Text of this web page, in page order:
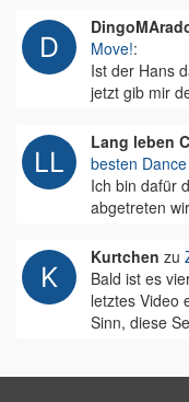
Move!:
Ist der Hans
jetzt gib mir
Lang leben
besten
Ich bin dafür
abgetreten
Kurtchen zu
Bald ist es
letztes Video
Sinn, diese